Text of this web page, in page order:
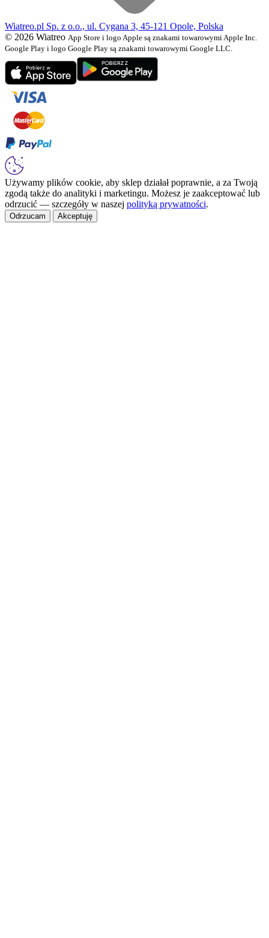
Wiatreo.pl Sp. z o.o., ul. Cygana 3, 45-121 Opole, Polska
© 2026 Wiatreo App Store i logo Apple są znakami towarowymi Apple Inc.
Google Play i logo Google Play są znakami towarowymi Google LLC.
Używamy plików cookie, aby sklep działał poprawnie, a za Twoją
zgodą także do analityki i marketingu. Możesz je zaakceptować lub
odrzucić — szczegóły w naszej polityką prywatności.
Odrzucam Akceptuję